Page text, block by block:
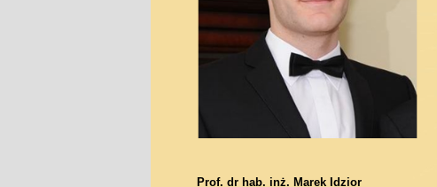
Prof. dr hab. inż. Marek Idzior